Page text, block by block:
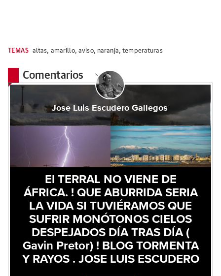
TEMAS altas, amarillo,aviso, naranja,temperaturas
Comentarios
Jose Luis Escudero Gallegos
El TERRAL NO VIENE DE
ÁFRICA. ! QUE ABURRIDA SERIA
LA VIDA SI TUVIÉRAMOS QUE
SUFRIR MONÓTONOS CIELOS
DESPEJADOS DÍA TRAS DÍA (
Gavin Pretor) ! BLOG TORMENTA
Y RAYOS . JOSE LUIS ESCUDERO